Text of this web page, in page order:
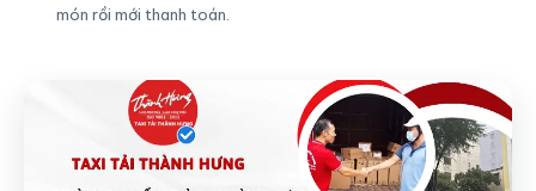
món rồi mới thanh toán.